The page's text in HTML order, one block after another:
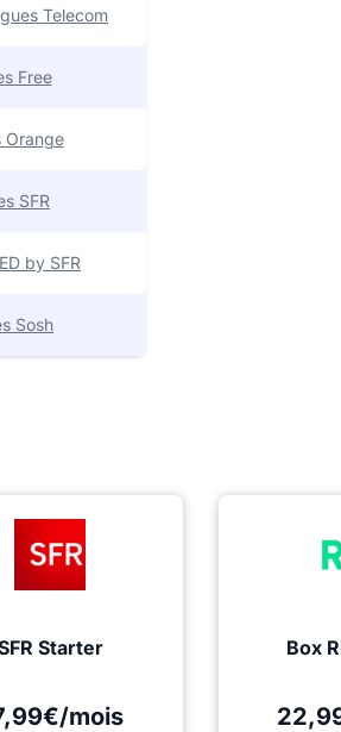
Telecom
Free
Orange
SFR
by SFR
Sosh
Starter
mois
Box